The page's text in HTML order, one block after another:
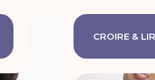
CROIRE &